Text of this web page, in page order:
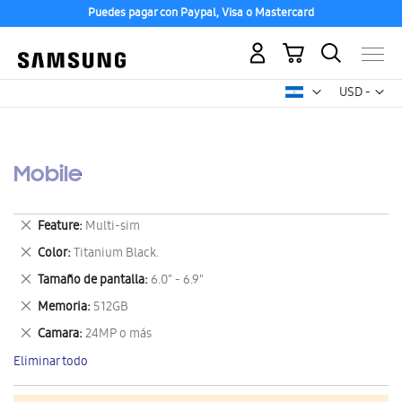
Puedes pagar con Paypal, Visa o Mastercard
USD -
dólar
Mi carrito
Mobile
Feature Multi-sim
Eliminar
este
artículo
Color Titanium Black.
Eliminar
este
artículo
Tamaño de pantalla 6.0" - 6.9"
Eliminar
este
artículo
Memoria 512GB
Eliminar
este
artículo
Camara 24MP o más
Eliminar
este
artículo
Eliminar todo